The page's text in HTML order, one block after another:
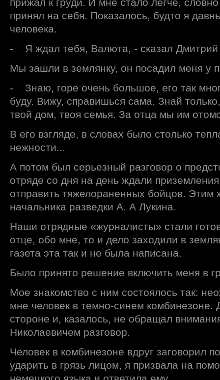
принял на себя. Показалось, будто я
человека.
- Я ждал тебя, Валюта, - сказал Дмитрий
Мы зашли в землянку, он посадил меня у
- Знаю, горе очень большое, его так
буду. Вижу, справишься сама. Знай
твой дом, твоя семья. За отца мы им
В его взгляде, в словах было столько
нежности...
А потом был серьезный разговор о
отряде со дня на день ждали
отправить тяжелораненных бойцов.
начальника разведки А. А Лукина.
Наши отрядные «журналисты» стали
отце, обо мне, то и дело заходили в
газета эта так и не была написана.
Было принято решение включить меня в
Мое знакомство с ним состоялось так:
мне человек в темно-синем комбинезоне.
стороне и, казалось, не обращал
Николаевичем разговор.
Человек в комбинезоне вдруг заговорил
ударить в грязь лицом, я призвала на